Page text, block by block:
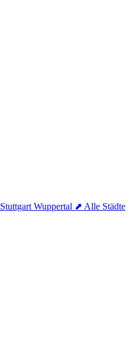
Stuttgart Wuppertal ⬈ Alle Städte